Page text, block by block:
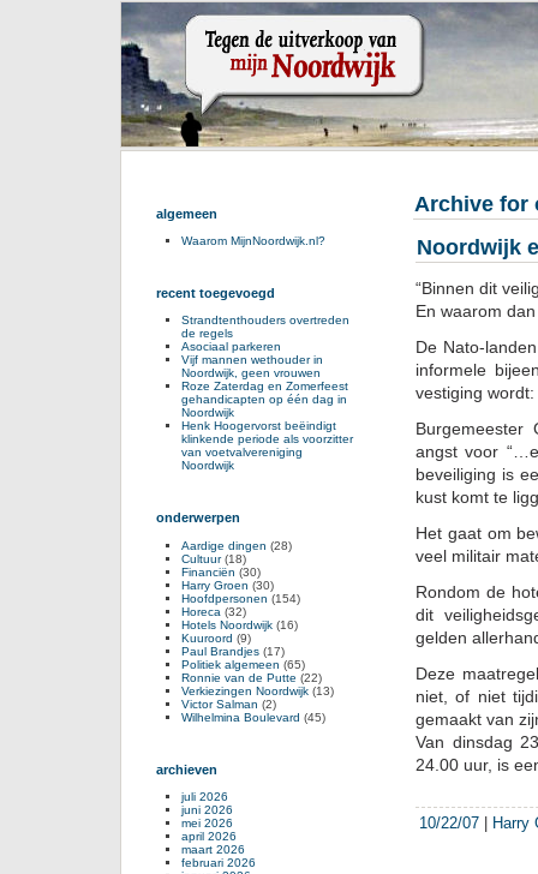
Archive for
Noordwijk
“Binnen dit
En waarom
De Nato-
informele
vestiging wordt:
angst voor
beveiliging is
kust komt te
Het gaat om
veel militair
Rondom de
dit
gelden
Deze
niet, of niet
gemaakt van
Van dinsdag
24.00 uur, is
10/22/07 Harry
algemeen
Waarom MijnNoordwijk.nl?
recent toegevoegd
Strandtenthouders overtreden
de regels
Asociaal parkeren
Vijf mannen wethouder in
Noordwijk, geen vrouwen
Roze Zaterdag en Zomerfeest
gehandicapten op één dag in
Noordwijk
Henk Hoogervorst beëindigt
klinkende periode als voorzitter
van voetvalvereniging
Noordwijk
onderwerpen
Aardige dingen (28)
Cultuur(18)
Financiën (30)
Harry Groen (30)
Hoofdpersonen (154)
Horeca (32)
Hotels Noordwijk (16)
Kuuroord (9)
Paul Brandjes (17)
Politiek algemeen (65)
Ronnie van de Putte (22)
Verkiezingen Noordwijk (13)
Victor Salman (2)
Wilhelmina Boulevard (45)
archieven
juli 2026
juni 2026
mei 2026
april 2026
maart 2026
februari 2026